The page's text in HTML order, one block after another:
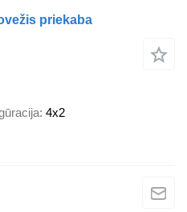
priekaba
4x2